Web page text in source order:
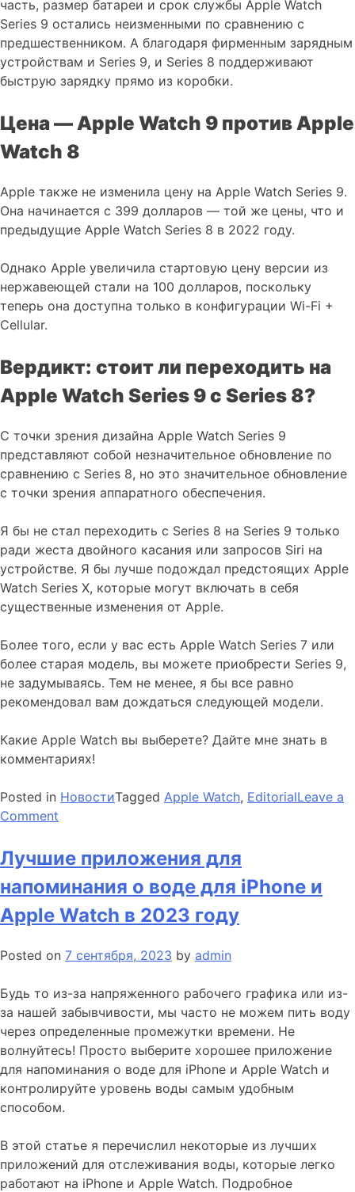
часть, размер батареи и срок службы Apple Watch
Series 9 остались неизменными по сравнению с
предшественником. А благодаря фирменным зарядным
устройствам и Series 9, и Series 8 поддерживают
быструю зарядку прямо из коробки.
Цена — Apple Watch 9 против Apple
Watch 8
Apple также не изменила цену на Apple Watch Series 9.
Она начинается с 399 долларов — той же цены, что и
предыдущие Apple Watch Series 8 в 2022 году.
Однако Apple увеличила стартовую цену версии из
нержавеющей стали на 100 долларов, поскольку
теперь она доступна только в конфигурации Wi-Fi +
Cellular.
Вердикт: стоит ли переходить на
Apple Watch Series 9 с Series 8?
С точки зрения дизайна Apple Watch Series 9
представляют собой незначительное обновление по
сравнению с Series 8, но это значительное обновление
с точки зрения аппаратного обеспечения.
Я бы не стал переходить с Series 8 на Series 9 только
ради жеста двойного касания или запросов Siri на
устройстве. Я бы лучше подождал предстоящих Apple
Watch Series X, которые могут включать в себя
существенные изменения от Apple.
Более того, если у вас есть Apple Watch Series 7 или
более старая модель, вы можете приобрести Series 9,
не задумываясь. Тем не менее, я бы все равно
рекомендовал вам дождаться следующей модели.
Какие Apple Watch вы выберете? Дайте мне знать в
комментариях!
Posted in НовостиTagged Apple Watch, EditorialLeave a
Comment
Watch
9
против
Apple
Watch
8:
стоит
обновляться?
Лучшие приложения для
напоминания о воде для iPhone и
Apple Watch в 2023 году
Posted on 7 сентября, 2023 by admin
Будь то из-за напряженного рабочего графика или из-
за нашей забывчивости, мы часто не можем пить воду
через определенные промежутки времени. Не
волнуйтесь! Просто выберите хорошее приложение
для напоминания о воде для iPhone и Apple Watch и
контролируйте уровень воды самым удобным
способом.
В этой статье я перечислил некоторые из лучших
приложений для отслеживания воды, которые легко
работают на iPhone и Apple Watch. Подробное